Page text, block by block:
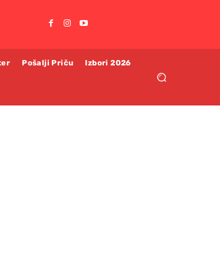
Pošalji Priču Izbori 2026